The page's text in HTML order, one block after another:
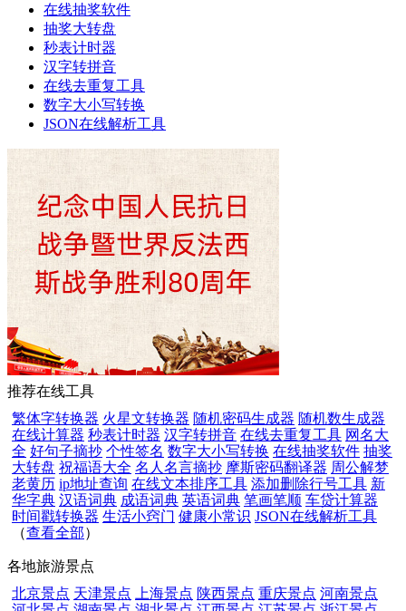
在线抽奖软件
抽奖大转盘
秒表计时器
汉字转拼音
在线去重复工具
数字大小写转换
JSON在线解析工具
推荐在线工具
繁体字转换器 火星文转换器 随机密码生成器 随机数生成器
在线计算器 秒表计时器 汉字转拼音 在线去重复工具 网名大
全 好句子摘抄 个性签名 数字大小写转换 在线抽奖软件 抽奖
大转盘 祝福语大全 名人名言摘抄 摩斯密码翻译器 周公解梦
老黄历 ip地址查询 在线文本排序工具 添加删除行号工具 新
华字典 汉语词典 成语词典 英语词典 笔画笔顺 车贷计算器
时间戳转换器 生活小窍门 健康小常识 JSON在线解析工具
（查看全部）
各地旅游景点
北京景点 天津景点 上海景点 陕西景点 重庆景点 河南景点